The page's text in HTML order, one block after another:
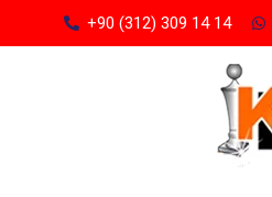
+90 (312) 309 14 14